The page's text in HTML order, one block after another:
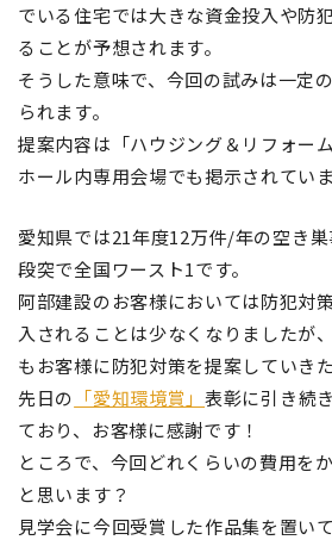
でいる住宅では大きな資金投入や防
ることが予想されます。
そうした意味で、今回の試みは一定
られます。
提案内容は「ハウジング＆リフォー
ホール内専用会場でも掲示されていま
愛知県では21年度12万件/年の空き巣
段突で全国ワースト1です。
阿部建設のお客様においては防犯対
入されることは少なくなりましたが
もお客様に防犯対策を提案していき
先日の 「愛知環境賞」表彰に引き続
ており、お客様に感謝です！
ところで、今回どれくらいの費用を
と思います？
見学会に今回受賞した作品集を置い